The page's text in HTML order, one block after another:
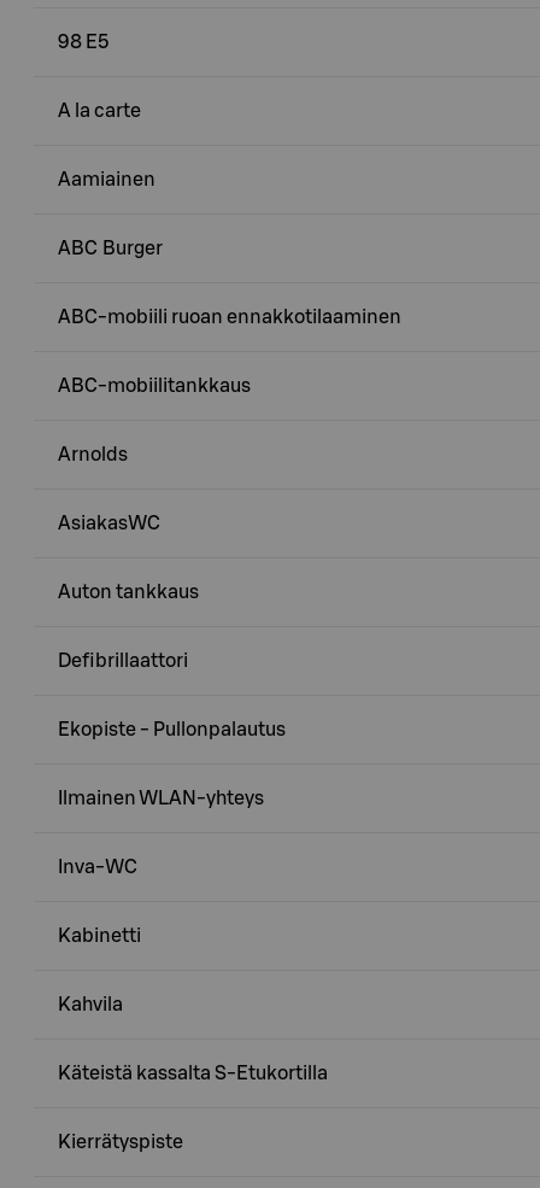
98 E5
A la carte
Aamiainen
ABC Burger
ABC-mobiili ruoan ennakkotilaaminen
ABC-mobiilitankkaus
Arnolds
AsiakasWC
Auton tankkaus
Defibrillaattori
Ekopiste - Pullonpalautus
Ilmainen WLAN-yhteys
Inva-WC
Kabinetti
Kahvila
Käteistä kassalta S-Etukortilla
Kierrätyspiste